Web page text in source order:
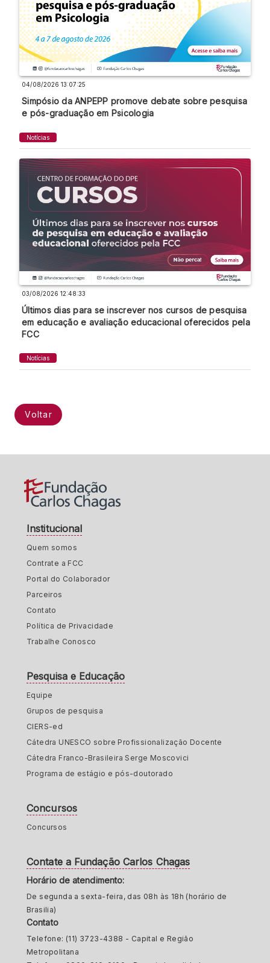
04/08/2026 13:07:25
Simpósio da ANPEPP promove debate sobre pesquisa
e pós-graduação em Psicologia
Notícias
03/08/2026 12:48:33
Últimos dias para se inscrever nos cursos de pesquisa
em educação e avaliação educacional oferecidos pela
FCC
Notícias
Voltar
Institucional
Quem somos
Contrate a FCC
Portal do Colaborador
Parceiros
Contato
Política de Privacidade
Trabalhe Conosco
Pesquisa e Educação
Equipe
Grupos de pesquisa
CIERS-ed
Cátedra UNESCO sobre Profissionalização Docente
Cátedra Franco-Brasileira Serge Moscovici
Programa de estágio e pós-doutorado
Concursos
Concursos
Contate a Fundação Carlos Chagas
Horário de atendimento:
De segunda a sexta-feira, das 08h às 18h (horário de
Brasilia)
Contato
Telefone: (11) 3723-4388 - Capital e Região
Metropolitana